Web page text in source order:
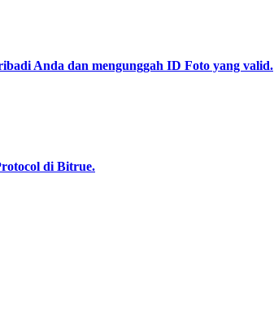
Anda dan mengunggah ID Foto yang valid.
di Bitrue.